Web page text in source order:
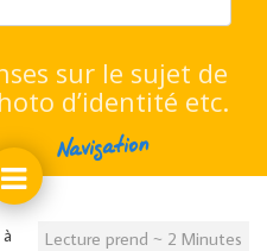
sur le sujet de
d’identité etc.
Navigation
Lecture prend ~ 2 Minutes